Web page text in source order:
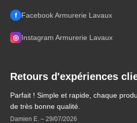
f Facebook Armurerie Lavaux
◎ Instagram Armurerie Lavaux
Retours d'expériences
Parfait ! Simple et rapide, chaque
de très bonne qualité.
Damien E. – 29/07/2026